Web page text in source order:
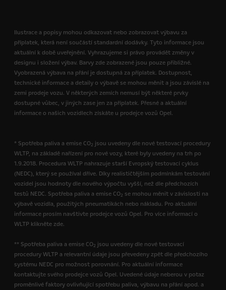
Ilustrace a popisy mohou odkazovat nebo zobrazovat výbavu za
příplatek, která není součástí standardní dodávky. Tyto informace jsou
aktuální k době uveřejnění. Vyhrazujeme si právo provádět změny v
designu i složení výbav. Barvy zde zobrazené jsou pouze přibližné.
Vyobrazená výbava na přání je dostupná za příplatek. Dostupnost,
technické informace a detaily o výbavě se mohou měnit a jsou závislé na
zemi prodeje vozu. V některých zemích nemusí být některé prvky
dostupné vůbec, v jiných zase jen za příplatek. Přesné a aktuální
informace o našich vozidlech získáte u prodejce vozů Opel.
* Spotřeba paliva a emise CO2 jsou uvedeny dle nové testovací procedury
WLTP, na základě nařízení pro nové vozy, které byly uvedeny na trh po
1.9.2018. Procedura WLTP nahrazuje starší Evropský testovací cyklus
(NEDC), který se používal dříve. Díky realističtějším podmínkám testování
vozidel jsou hodnoty dle nového výpočtu vyšší, než dle předchozích
testů NEDC. Spotřeba paliva a emise CO2 se mohou měnit v závislosti na
výbavě vozidla, použitých pneumatikách nebo nákladu. Pro aktuální
informace prosím navštivte prodejce vozů Opel. Pro více informací o
WLTP klikněte zde.
** Spotřeba paliva a emise CO2 jsou uvedeny dle nové testovací
procedury WLTP a relevantní údaje jsou převedeny zpět dle předchozího
systému NEDC pro možnost porovnání. Pro aktuální informace
kontaktujte svého prodejce vozů Opel. Uvedené údaje neberou v potaz
proměnlivé faktory ovlivňující spotřebu paliva, výbavu na přání apod. a